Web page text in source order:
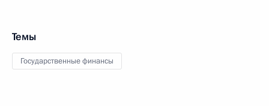
Темы
Государственные финансы